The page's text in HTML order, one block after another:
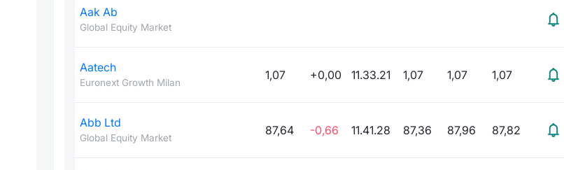
Aak Ab
Global Equity Market
Aatech
Euronext Growth Milan
1,07 +0,00 11.33.21 1,07 1,07 1,07
Abb Ltd
Global Equity Market
87,64 -0,66 11.41.28 87,36 87,96 87,82